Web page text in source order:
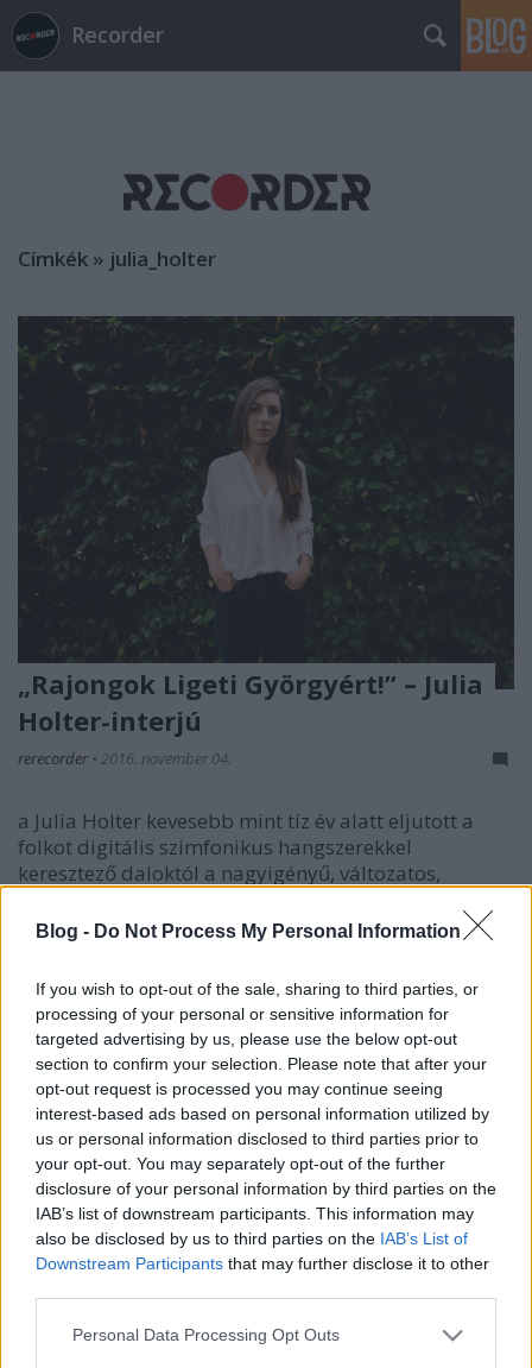
Blog - Do Not Process My Personal Information
If you wish to opt-out of the sale, sharing to third parties, or
processing of your personal or sensitive information for
targeted advertising by us, please use the below opt-out
section to confirm your selection. Please note that after your
opt-out request is processed you may continue seeing
interest-based ads based on personal information utilized by
us or personal information disclosed to third parties prior to
your opt-out. You may separately opt-out of the further
disclosure of your personal information by third parties on the
IAB’s list of downstream participants. This information may
also be disclosed by us to third parties on the IAB’s List of
Downstream Participants that may further disclose it to other
Please note that this website/app uses one or more Google
Personal Data Processing Opt Outs
Recorder
Címkék » julia_holter
„Rajongok Ligeti Györgyért!” – Julia
Holter-interjú
rerecorder • 2016. november 04.
a Julia Holter kevesebb mint tíz év alatt eljutott a
folkot digitális szimfonikus hangszerekkel
keresztező daloktól a nagyigényű, változatos,
utolsó lemeze, a tavalyi Have You In My Wilderness
egyik…